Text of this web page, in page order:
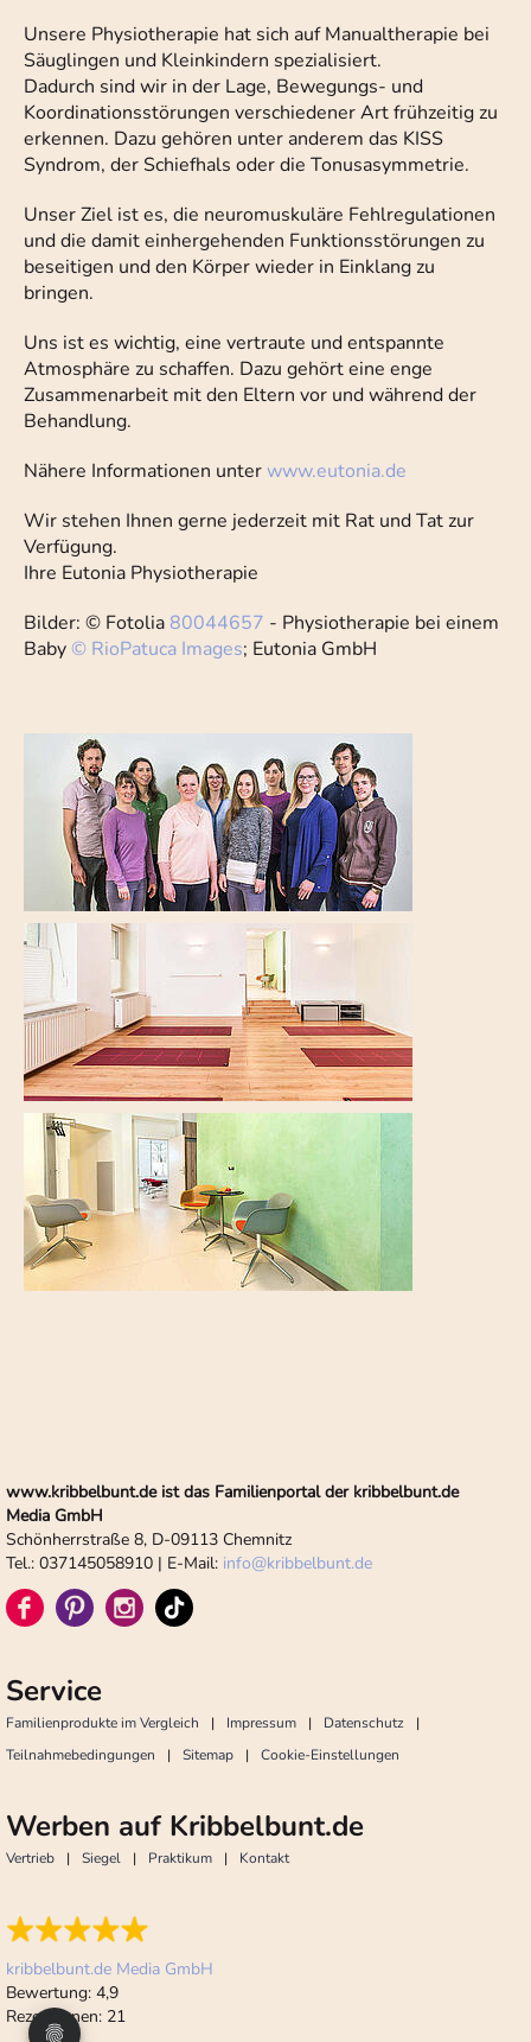
Unsere Physiotherapie hat sich auf Manualtherapie bei
Säuglingen und Kleinkindern spezialisiert.
Dadurch sind wir in der Lage, Bewegungs- und
Koordinationsstörungen verschiedener Art frühzeitig zu
erkennen. Dazu gehören unter anderem das KISS
Syndrom, der Schiefhals oder die Tonusasymmetrie.
Unser Ziel ist es, die neuromuskuläre Fehlregulationen
und die damit einhergehenden Funktionsstörungen zu
beseitigen und den Körper wieder in Einklang zu
bringen.
Uns ist es wichtig, eine vertraute und entspannte
Atmosphäre zu schaffen. Dazu gehört eine enge
Zusammenarbeit mit den Eltern vor und während der
Behandlung.
Nähere Informationen unterwww.eutonia.de
Wir stehen Ihnen gerne jederzeit mit Rat und Tat zur
Verfügung.
Ihre Eutonia Physiotherapie
Bilder: © Fotolia 80044657 - Physiotherapie bei einem
Baby© RioPatuca Images; Eutonia GmbH
www.kribbelbunt.de ist das Familienportal der kribbelbunt.de
Media GmbH
Schönherrstraße 8, D-09113 Chemnitz
Tel.: 037145058910 | E-Mail: info@kribbelbunt.de
Service
Familienprodukte im Vergleich Impressum
Datenschutz
Teilnahmebedingungen
Sitemap Cookie-Einstellungen
Werben auf Kribbelbunt.de
Vertrieb Siegel Praktikum Kontakt
kribbelbunt.de Media GmbH
Bewertung: 4,9
Rezensionen: 21